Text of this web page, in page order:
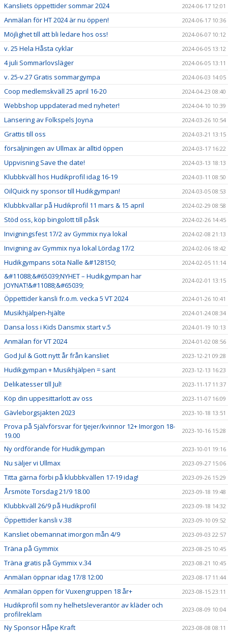
Kansliets öppettider sommar 2024 2024-06-17 12:01
Anmälan för HT 2024 är nu öppen! 2024-06-17 10:36
Möjlighet till att bli ledare hos oss! 2024-06-07 10:12
v. 25 Hela Håsta cyklar 2024-06-05 13:12
4 juli Sommarlovsläger 2024-06-05 13:11
v. 25-v.27 Gratis sommargympa 2024-06-03 14:05
Coop medlemskväll 25 april 16-20 2024-04-23 08:40
Webbshop uppdaterad med nyheter! 2024-04-10 10:39
Lansering av Folkspels Joyna 2024-03-26 10:54
Grattis till oss 2024-03-21 13:15
försäljningen av Ullmax är alltid öppen 2024-03-17 16:22
Uppvisning Save the date! 2024-03-13 18:13
Klubbkväll hos Hudikprofil idag 16-19 2024-03-11 08:50
OilQuick ny sponsor till Hudikgympan! 2024-03-05 08:53
Klubbkvällar på Hudikprofil 11 mars & 15 april 2024-02-29 08:58
Stöd oss, köp bingolott till påsk 2024-02-26 14:45
Invigningsfest 17/2 av Gymmix nya lokal 2024-02-08 21:13
Invigning av Gymmix nya lokal Lördag 17/2 2024-02-06 18:42
Hudikgympans söta Nalle &#128150; 2024-02-05 11:14
&#11088;&#65039;NYHET – Hudikgympan har
JOYNAT!&#11088;&#65039;
2024-02-01 13:15
Öppettider kansli fr.o.m. vecka 5 VT 2024 2024-01-26 10:41
Musikhjälpen-hjälte 2024-01-24 08:34
Dansa loss i Kids Dansmix start v.5 2024-01-19 10:13
Anmälan för VT 2024 2024-01-02 08:56
God Jul & Gott nytt år från kansliet 2023-12-21 09:28
Hudikgympan + Musikhjälpen = sant 2023-12-13 16:23
Delikatesser till Jul! 2023-11-17 11:37
Köp din uppesittarlott av oss 2023-11-07 16:09
Gävleborgsjakten 2023 2023-10-18 13:51
Prova på Självförsvar för tjejer/kvinnor 12+ Imorgon 18-
19.00
2023-10-16 15:28
Ny ordförande för Hudikgympan 2023-10-01 19:16
Nu säljer vi Ullmax 2023-09-27 15:06
Titta gärna förbi på klubbkvällen 17-19 idag! 2023-09-26 15:29
Årsmöte Torsdag 21/9 18.00 2023-09-18 19:48
Klubbkväll 26/9 på Hudikprofil 2023-09-18 14:32
Öppettider kansli v.38 2023-09-10 09:52
Kansliet obemannat imorgon mån 4/9 2023-09-03 22:57
Träna på Gymmix 2023-08-25 10:45
Träna gratis på Gymmix v.34 2023-08-21 10:45
Anmälan öppnar idag 17/8 12:00 2023-08-17 11:44
Anmälan öppen för Vuxengruppen 18 år+ 2023-08-15 23:11
Hudikprofil som ny helhetsleverantör av kläder och
profilreklam
2023-08-09 10:04
Ny Sponsor Håpe Kraft 2023-08-08 08:11